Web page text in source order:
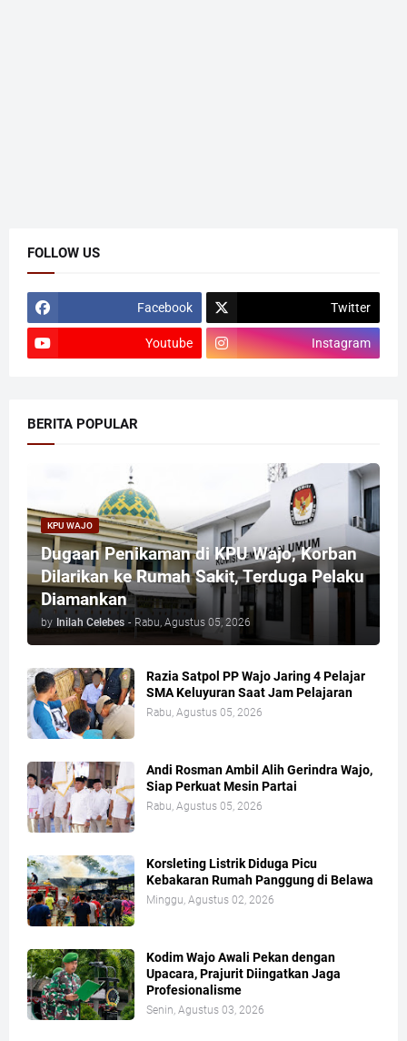
FOLLOW US
Facebook Twitter
Youtube Instagram
BERITA POPULAR
KPU WAJO
Dugaan Penikaman di KPU Wajo, Korban
Dilarikan ke Rumah Sakit, Terduga Pelaku
Diamankan
by Inilah Celebes - Rabu, Agustus 05, 2026
Razia Satpol PP Wajo Jaring 4 Pelajar
SMA Keluyuran Saat Jam Pelajaran
Rabu, Agustus 05, 2026
Andi Rosman Ambil Alih Gerindra Wajo,
Siap Perkuat Mesin Partai
Rabu, Agustus 05, 2026
Korsleting Listrik Diduga Picu
Kebakaran Rumah Panggung di Belawa
Minggu, Agustus 02, 2026
Kodim Wajo Awali Pekan dengan
Upacara, Prajurit Diingatkan Jaga
Profesionalisme
Senin, Agustus 03, 2026